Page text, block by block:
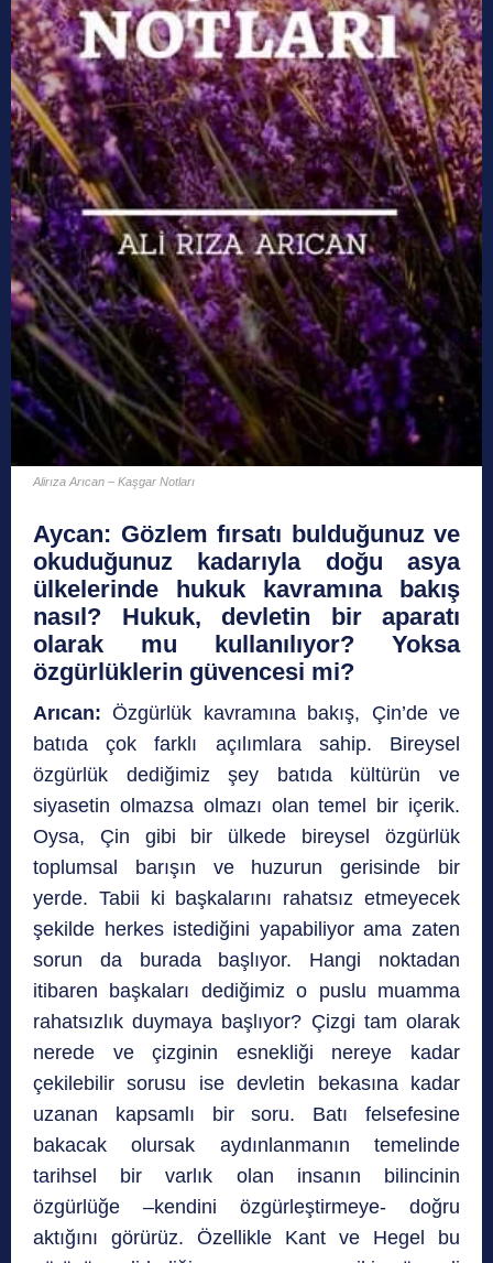
Alirıza Arıcan – Kaşgar Notları
Aycan: Gözlem fırsatı bulduğunuz ve
okuduğunuz kadarıyla doğu asya
ülkelerinde hukuk kavramına bakış
nasıl? Hukuk, devletin bir aparatı
olarak mu kullanılıyor? Yoksa
özgürlüklerin güvencesi mi?
Arıcan:Özgürlük kavramına bakış, Çin’de ve
batıda çok farklı açılımlara sahip. Bireysel
özgürlük dediğimiz şey batıda kültürün ve
siyasetin olmazsa olmazı olan temel bir içerik.
Oysa, Çin gibi bir ülkede bireysel özgürlük
toplumsal barışın ve huzurun gerisinde bir
yerde. Tabii ki başkalarını rahatsız etmeyecek
şekilde herkes istediğini yapabiliyor ama zaten
sorun da burada başlıyor. Hangi noktadan
itibaren başkaları dediğimiz o puslu muamma
rahatsızlık duymaya başlıyor? Çizgi tam olarak
nerede ve çizginin esnekliği nereye kadar
çekilebilir sorusu ise devletin bekasına kadar
uzanan kapsamlı bir soru. Batı felsefesine
bakacak olursak aydınlanmanın temelinde
tarihsel bir varlık olan insanın bilincinin
özgürlüğe –kendini özgürleştirmeye- doğru
aktığını görürüz. Özellikle Kant ve Hegel bu